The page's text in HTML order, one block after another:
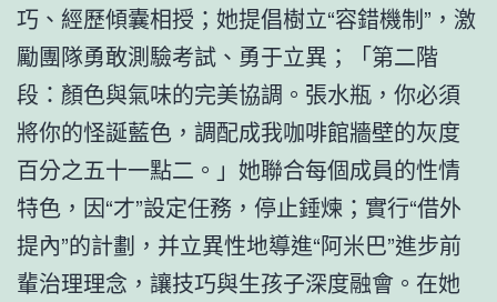
巧、經歷傾囊相授；她提倡樹立“容錯機制”，激
勵團隊勇敢測驗考試、勇于立異；「第二階
段：顏色與氣味的完美協調。張水瓶，你必須
將你的怪誕藍色，調配成我咖啡館牆壁的灰度
百分之五十一點二。」她聯合每個成員的性情
特色，因“才”設定任務，停止錘煉；實行“借外
提內”的計劃，并立異性地導進“阿米巴”進步前
輩治理理念，讓技巧與生孩子深度融會。在她